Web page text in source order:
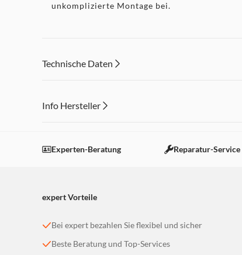
unkomplizierte Montage bei.
Technische Daten
Info Hersteller
Einstellungen anpassen
Experten-Beratung Reparatur-Service
expert Vorteile
Bei expert bezahlen Sie flexibel und sicher
Beste Beratung und Top-Services